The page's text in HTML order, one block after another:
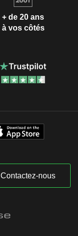
+ de 20 ans
à vos côtés
Contactez-nous